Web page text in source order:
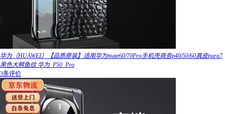
华为（HUAWEI）【品质原装】适用华为mate60/70Pro手机壳商务p40/50/60真皮pura7
黑色大鳄鱼纹 华为_P50_Pro
3条评价